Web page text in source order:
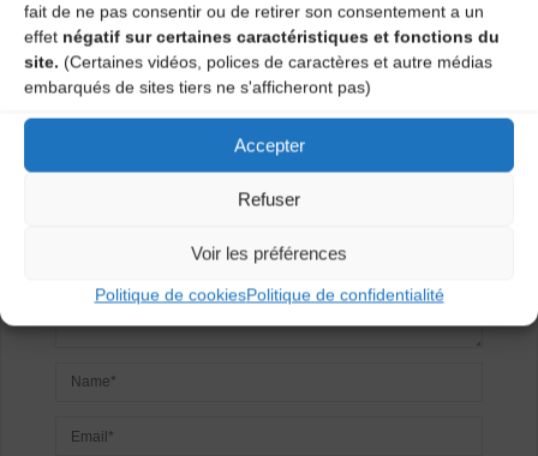
fait de ne pas consentir ou de retirer son consentement a un
effet négatif sur certaines caractéristiques et fonctions du
site. (Certaines vidéos, polices de caractères et autre médias
embarqués de sites tiers ne s'afficheront pas)
Accepter
Refuser
Voir les préférences
Politique de cookiesPolitique de confidentialité
Laisser un
commentaire
obligatoires sont indiqués avec*